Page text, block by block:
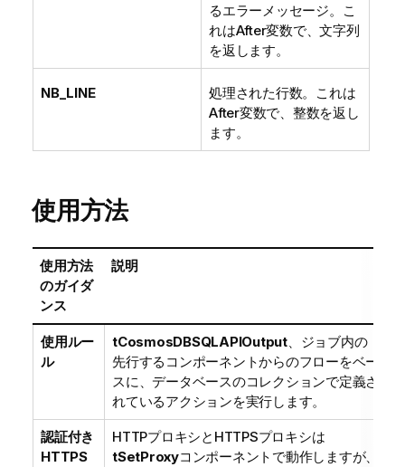
るエラーメッセージ。こ
れはAfter変数で、文字列
を返します。
NB_LINE
処理された行数。これは
After変数で、整数を返し
ます。
使用方法
使用方法
のガイダ
ンス
説明
使用ルー
ル
tCosmosDBSQLAPIOutput、ジョブ内の
先行するコンポーネントからのフローをベー
スに、データベースのコレクションで定義さ
れているアクションを実行します。
認証付き
HTTPS
HTTPプロキシとHTTPSプロキシは
tSetProxyコンポーネントで動作しますが、